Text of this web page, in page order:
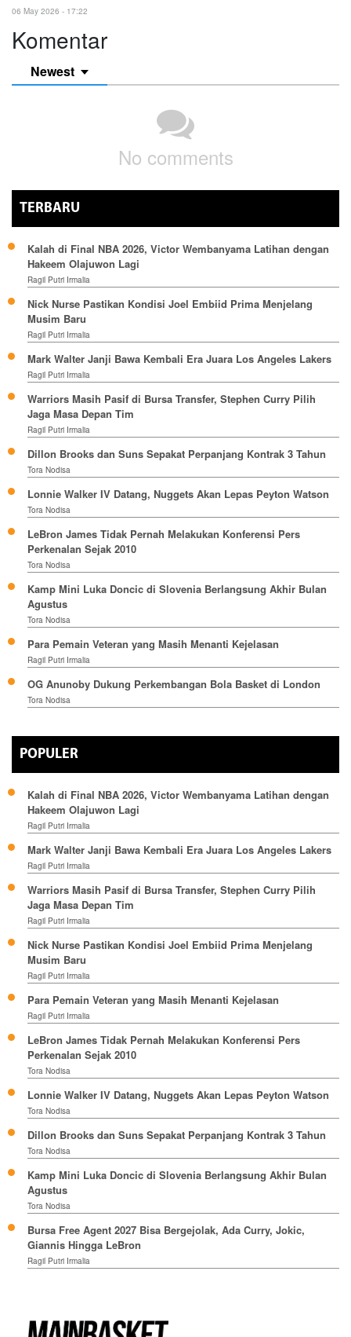
06 May 2026 - 17:22
Komentar
Newest
No comments
TERBARU
Kalah di Final NBA 2026, Victor Wembanyama Latihan dengan
Hakeem Olajuwon Lagi
Ragil Putri Irmalia
Nick Nurse Pastikan Kondisi Joel Embiid Prima Menjelang
Musim Baru
Ragil Putri Irmalia
Mark Walter Janji Bawa Kembali Era Juara Los Angeles Lakers
Ragil Putri Irmalia
Warriors Masih Pasif di Bursa Transfer, Stephen Curry Pilih
Jaga Masa Depan Tim
Ragil Putri Irmalia
Dillon Brooks dan Suns Sepakat Perpanjang Kontrak 3 Tahun
Tora Nodisa
Lonnie Walker IV Datang, Nuggets Akan Lepas Peyton Watson
Tora Nodisa
LeBron James Tidak Pernah Melakukan Konferensi Pers
Perkenalan Sejak 2010
Tora Nodisa
Kamp Mini Luka Doncic di Slovenia Berlangsung Akhir Bulan
Agustus
Tora Nodisa
Para Pemain Veteran yang Masih Menanti Kejelasan
Ragil Putri Irmalia
OG Anunoby Dukung Perkembangan Bola Basket di London
Tora Nodisa
POPULER
Kalah di Final NBA 2026, Victor Wembanyama Latihan dengan
Hakeem Olajuwon Lagi
Ragil Putri Irmalia
Mark Walter Janji Bawa Kembali Era Juara Los Angeles Lakers
Ragil Putri Irmalia
Warriors Masih Pasif di Bursa Transfer, Stephen Curry Pilih
Jaga Masa Depan Tim
Ragil Putri Irmalia
Nick Nurse Pastikan Kondisi Joel Embiid Prima Menjelang
Musim Baru
Ragil Putri Irmalia
Para Pemain Veteran yang Masih Menanti Kejelasan
Ragil Putri Irmalia
LeBron James Tidak Pernah Melakukan Konferensi Pers
Perkenalan Sejak 2010
Tora Nodisa
Lonnie Walker IV Datang, Nuggets Akan Lepas Peyton Watson
Tora Nodisa
Dillon Brooks dan Suns Sepakat Perpanjang Kontrak 3 Tahun
Tora Nodisa
Kamp Mini Luka Doncic di Slovenia Berlangsung Akhir Bulan
Agustus
Tora Nodisa
Bursa Free Agent 2027 Bisa Bergejolak, Ada Curry, Jokic,
Giannis Hingga LeBron
Ragil Putri Irmalia